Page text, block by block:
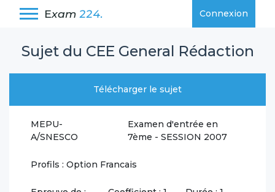
Exam 224. Connexion
Sujet du CEE General Rédaction
Télécharger le sujet
MEPU-
A/SNESCO
Examen d'entrée en
7ème - SESSION 2007
Profils : Option Francais